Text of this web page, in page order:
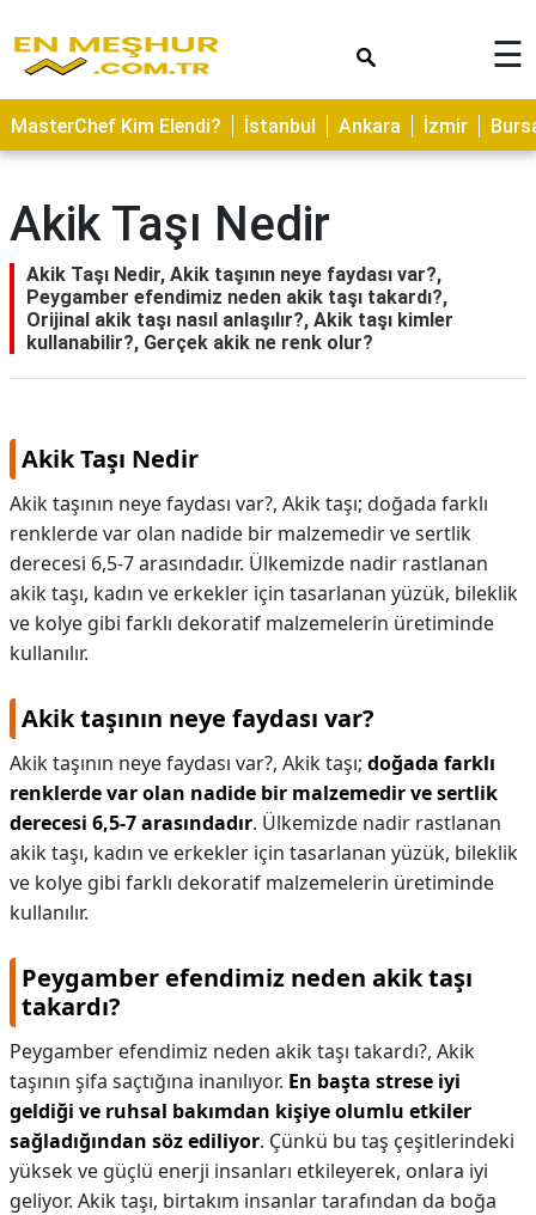
ASTROLOJİ
SAĞLIK
TARİFLERİ
GEZİLECEK
YERLER
CİLT
KAMP
HAMİLELİK
KAPLICALAR
İLETİŞİM
☰
MasterChef Kim Elendi? İstanbul Ankara İzmir
Akik Taşı Nedir
Akik Taşı Nedir, Akik taşının neye faydası var?,
Peygamber efendimiz neden akik taşı takardı?,
Orijinal akik taşı nasıl anlaşılır?, Akik taşı kimler
kullanabilir?, Gerçek akik ne renk olur?
Akik Taşı Nedir
Akik taşının neye faydası var?, Akik taşı; doğada farklı
renklerde var olan nadide bir malzemedir ve sertlik
derecesi 6,5-7 arasındadır. Ülkemizde nadir rastlanan
akik taşı, kadın ve erkekler için tasarlanan yüzük, bileklik
ve kolye gibi farklı dekoratif malzemelerin üretiminde
kullanılır.
Akik taşının neye faydası var?
Akik taşının neye faydası var?, Akik taşı; doğada farklı
renklerde var olan nadide bir malzemedir ve sertlik
derecesi 6,5-7 arasındadır. Ülkemizde nadir rastlanan
akik taşı, kadın ve erkekler için tasarlanan yüzük, bileklik
ve kolye gibi farklı dekoratif malzemelerin üretiminde
kullanılır.
Peygamber efendimiz neden akik taşı
takardı?
Peygamber efendimiz neden akik taşı takardı?, Akik
taşının şifa saçtığına inanılıyor. En başta strese iyi
geldiği ve ruhsal bakımdan kişiye olumlu etkiler
sağladığından söz ediliyor. Çünkü bu taş çeşitlerindeki
yüksek ve güçlü enerji insanları etkileyerek, onlara iyi
geliyor. Akik taşı, birtakım insanlar tarafından da boğa